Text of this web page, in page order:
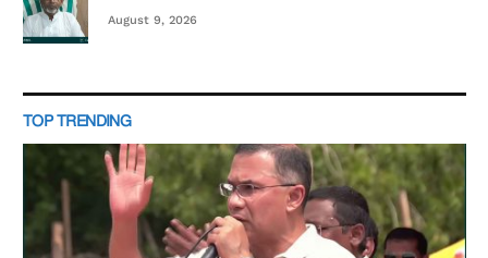
August 9, 2026
TOP TRENDING